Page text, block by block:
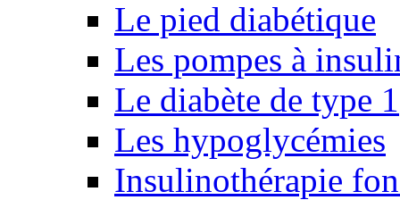
Le pied diabétique
Les pompes à
Le diabète de type 1
Les hypoglycémies
Insulinothérapie